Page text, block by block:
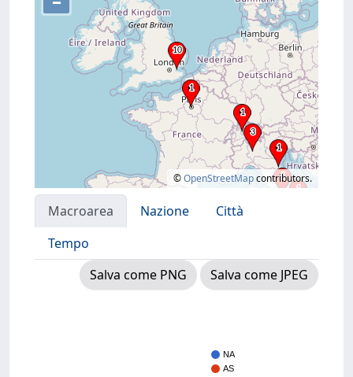
©OpenStreetMapcontributors.
Macroarea Nazione
Città
Tempo
Salva come PNG
Salva come JPEG
NA
AS